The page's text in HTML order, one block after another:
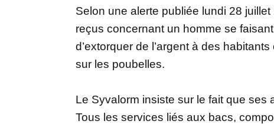
Selon une alerte publiée lundi 28 juillet
reçus concernant un homme se
d’extorquer de l’argent à des
sur les poubelles.
Le Syvalorm insiste sur le fait que ses
Tous les services liés aux bacs,